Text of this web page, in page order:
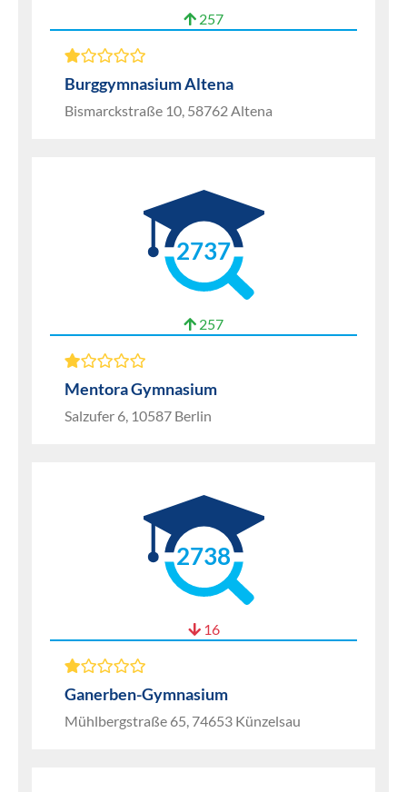
257
Burggymnasium Altena
Bismarckstraße 10, 58762 Altena
2737
257
Mentora Gymnasium
Salzufer 6, 10587 Berlin
2738
16
Ganerben-Gymnasium
Mühlbergstraße 65, 74653 Künzelsau